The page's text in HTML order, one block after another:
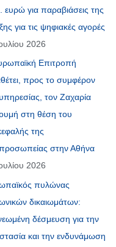
ευρώ για παραβιάσεις της
για τις ψηφιακές αγορές
2026
Επιτροπή
προς το συμφέρον
τον Ζαχαρία
στη θέση του
της
στην Αθήνα
2026
πυλώνας
δικαιωμάτων:
δέσμευση για την
και την ενδυνάμωση